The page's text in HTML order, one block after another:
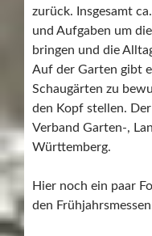
zurück. Insgesamt
und Aufgaben um
bringen und die
Auf der Garten gibt
Schaugärten zu
den Kopf stellen.
Verband Garten-,
Württemberg.
Hier noch ein paar
den